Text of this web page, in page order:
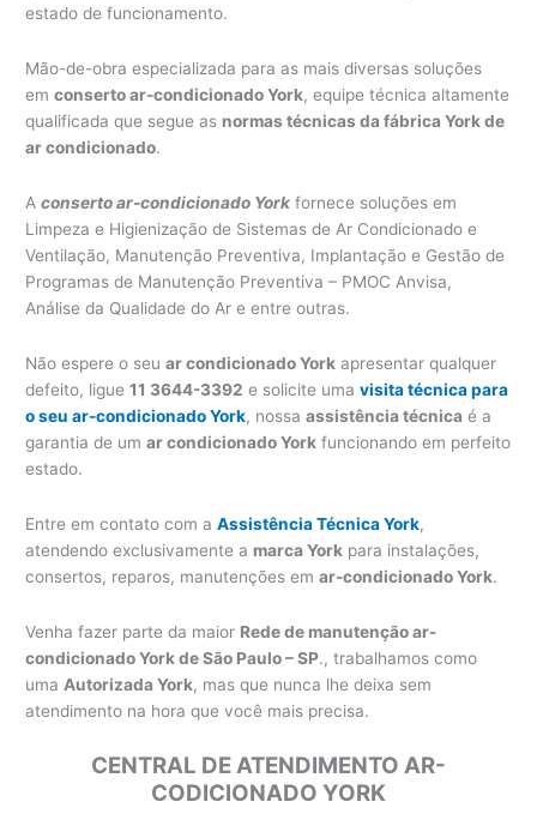
estado de funcionamento.
Mão-de-obra especializada para as mais diversas soluções
emconserto ar-condicionado York, equipe técnica altamente
qualificada que segue as normas técnicas da fábrica York de
ar condicionado.
Aconserto ar-condicionado York fornece soluções em
Limpeza e Higienização de Sistemas de Ar Condicionado e
Ventilação, Manutenção Preventiva, Implantação e Gestão de
Programas de Manutenção Preventiva – PMOC Anvisa,
Análise da Qualidade do Ar e entre outras.
Não espere o seuar condicionado York apresentar qualquer
defeito, ligue11 3644-3392 e solicite umavisita técnica para
o seu ar-condicionado York, nossaassistência técnica é a
garantia de umar condicionado York funcionando em perfeito
estado.
Entre em contato com aAssistência Técnica York,
atendendo exclusivamente a marca York para instalações,
consertos, reparos, manutenções emar-condicionado York.
Venha fazer parte da maior Rede de manutenção ar-
condicionado York de São Paulo – SP., trabalhamos como
uma Autorizada York, mas que nunca lhe deixa sem
atendimento na hora que você mais precisa.
CENTRAL DE ATENDIMENTO AR-
CODICIONADO YORK